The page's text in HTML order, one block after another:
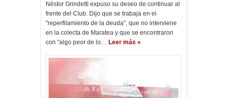
Néstor Grindetti expuso su deseo de continuar al
frente del Club. Dijo que se trabaja en el
"reperfilamiento de la deuda", que no interviene
en la colecta de Maratea y que se encontraron
con "algo peor de lo… Leer más »